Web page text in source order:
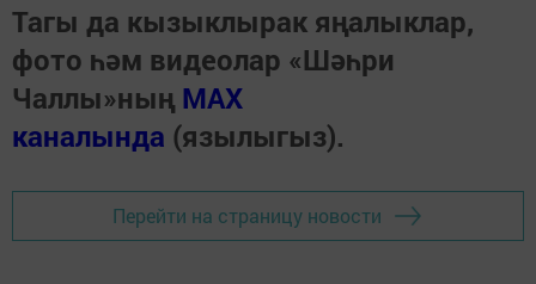
Тагы да кызыклырак яңалыклар,
фото һәм видеолар «Шәһри
Чаллы»ның MAX
каналында (язылыгыз).
Перейти на страницу новости